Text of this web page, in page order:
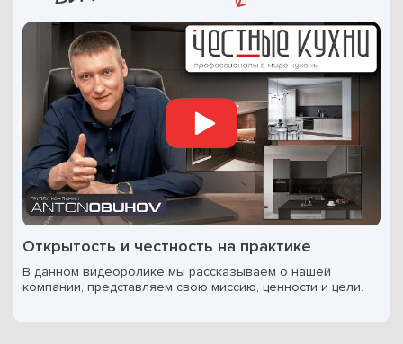
Открытость и честность на практике
В данном видеоролике мы рассказываем о нашей
компании, представляем свою миссию, ценности и цели.